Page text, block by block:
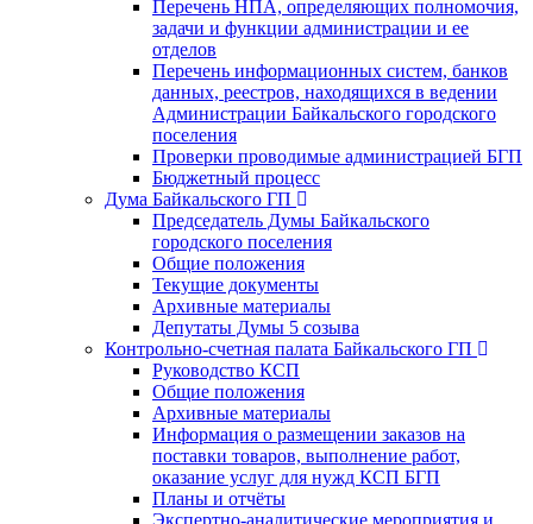
Перечень НПА, определяющих полномочия,
задачи и функции администрации и ее
отделов
Перечень информационных систем, банков
данных, реестров, находящихся в ведении
Администрации Байкальского городского
поселения
Проверки проводимые администрацией БГП
Бюджетный процесс
Дума Байкальского ГП
Председатель Думы Байкальского
городского поселения
Общие положения
Текущие документы
Архивные материалы
Депутаты Думы 5 созыва
Контрольно-счетная палата Байкальского ГП
Руководство КСП
Общие положения
Архивные материалы
Информация о размещении заказов на
поставки товаров, выполнение работ,
оказание услуг для нужд КСП БГП
Планы и отчёты
Экспертно-аналитические мероприятия и